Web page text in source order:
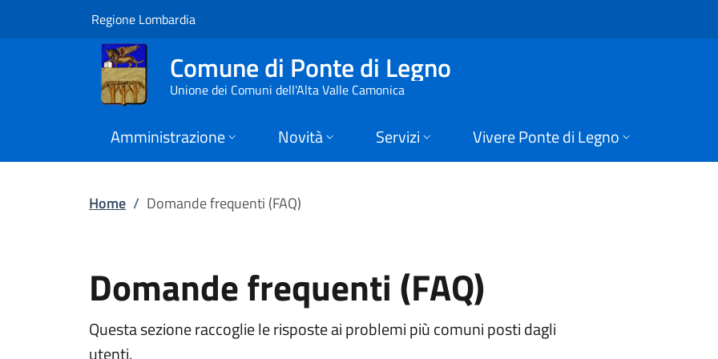
Vai al contenuto principale
Domande frequenti (FAQ) | Comune di
Regione Lombardia
Comune di Ponte di Legno
Unione dei Comuni dell'Alta Valle Camonica
Amministrazione Novità Servizi Vivere Ponte di Legno
Home / Domande frequenti (FAQ)
Domande frequenti (FAQ)
Questa sezione raccoglie le risposte ai problemi più comuni posti dagli